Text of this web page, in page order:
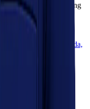
terpercaya yang
dengan cepat,
Jurumudi baru, Benda,